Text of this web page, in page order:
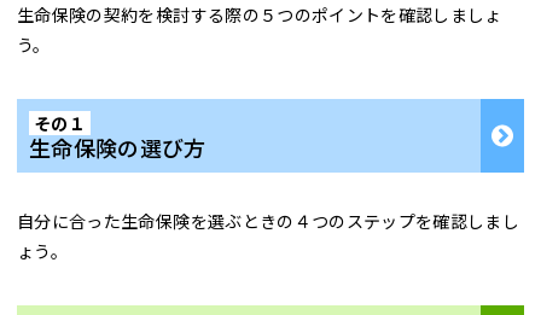
生命保険の契約を検討する際の５つのポイントを確認しましょ
う。
その１
生命保険の選び方
自分に合った生命保険を選ぶときの４つのステップを確認しまし
ょう。